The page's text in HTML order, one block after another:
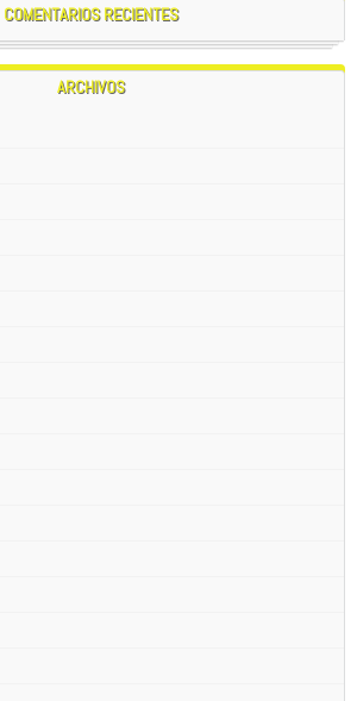
COMENTARIOS RECIENTES
ARCHIVOS